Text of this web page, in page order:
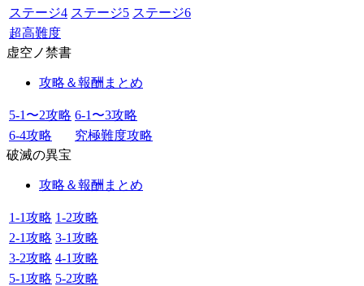
ステージ4 ステージ5 ステージ6
超高難度
虚空ノ禁書
攻略＆報酬まとめ
5-1〜2攻略 6-1〜3攻略
6-4攻略
究極難度攻略
破滅の異宝
攻略＆報酬まとめ
1-1攻略 1-2攻略
2-1攻略 3-1攻略
3-2攻略 4-1攻略
5-1攻略 5-2攻略